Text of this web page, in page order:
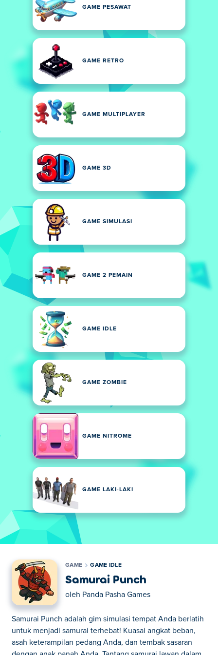
GAME PESAWAT
GAME RETRO
GAME MULTIPLAYER
GAME 3D
GAME SIMULASI
GAME 2 PEMAIN
GAME IDLE
GAME ZOMBIE
GAME NITROME
GAME LAKI-LAKI
GAME GAME IDLE
Samurai Punch
oleh Panda Pasha Games
Samurai Punch adalah gim simulasi tempat Anda berlatih
untuk menjadi samurai terhebat! Kuasai angkat beban,
asah keterampilan pedang Anda, dan tembak sasaran